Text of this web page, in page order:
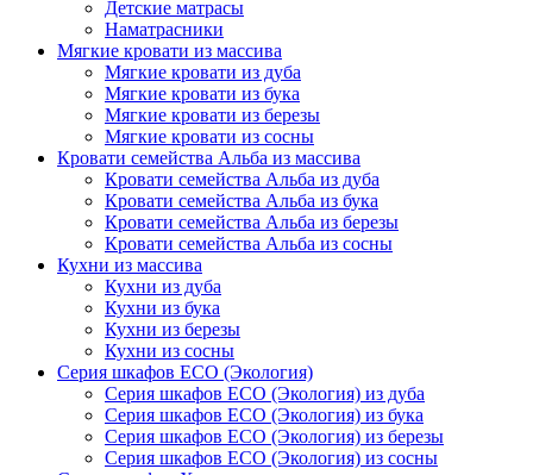
Детские матрасы
Наматрасники
Мягкие кровати из массива
Мягкие кровати из дуба
Мягкие кровати из бука
Мягкие кровати из березы
Мягкие кровати из сосны
Кровати семейства Альба из массива
Кровати семейства Альба из дуба
Кровати семейства Альба из бука
Кровати семейства Альба из березы
Кровати семейства Альба из сосны
Кухни из массива
Кухни из дуба
Кухни из бука
Кухни из березы
Кухни из сосны
Серия шкафов ECO (Экология)
Серия шкафов ECO (Экология) из дуба
Серия шкафов ECO (Экология) из бука
Серия шкафов ECO (Экология) из березы
Серия шкафов ECO (Экология) из сосны